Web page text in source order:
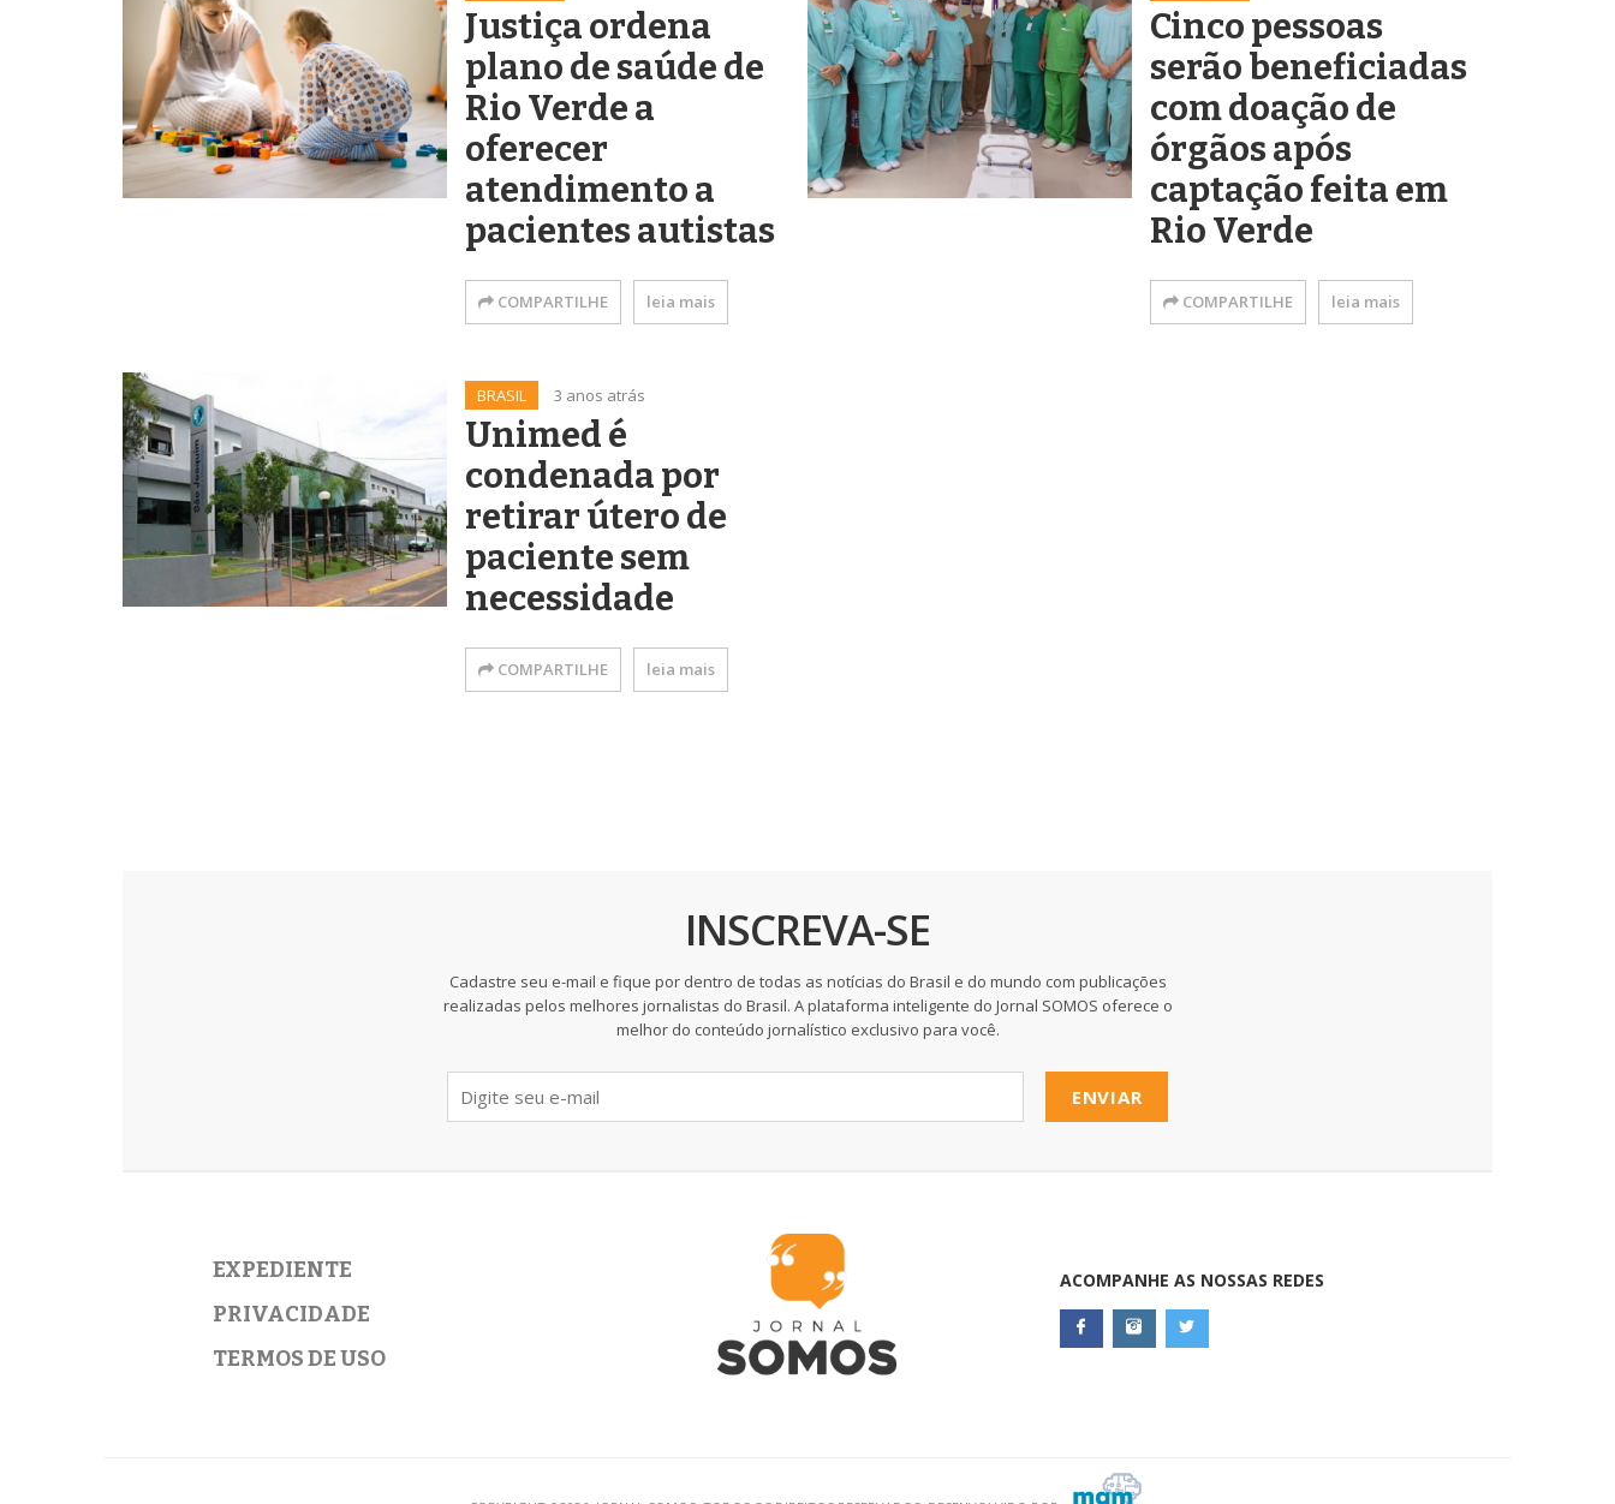
Justiça ordena
plano de saúde de
Rio Verde a
oferecer
atendimento a
pacientes autistas
COMPARTILHE leia mais
Cinco pessoas
serão beneficiadas
com doação de
órgãos após
captação feita em
Rio Verde
COMPARTILHE leia mais
BRASIL 3 anos atrás
Unimed é
condenada por
retirar útero de
paciente sem
necessidade
COMPARTILHE leia mais
INSCREVA-SE
Cadastre seu e-mail e fique por dentro de todas as notícias do Brasil e do mundo com publicações
realizadas pelos melhores jornalistas do Brasil. A plataforma inteligente do Jornal SOMOS oferece o
melhor do conteúdo jornalístico exclusivo para você.
ENVIAR
EXPEDIENTE
PRIVACIDADE
TERMOS DE USO
ACOMPANHE AS NOSSAS REDES